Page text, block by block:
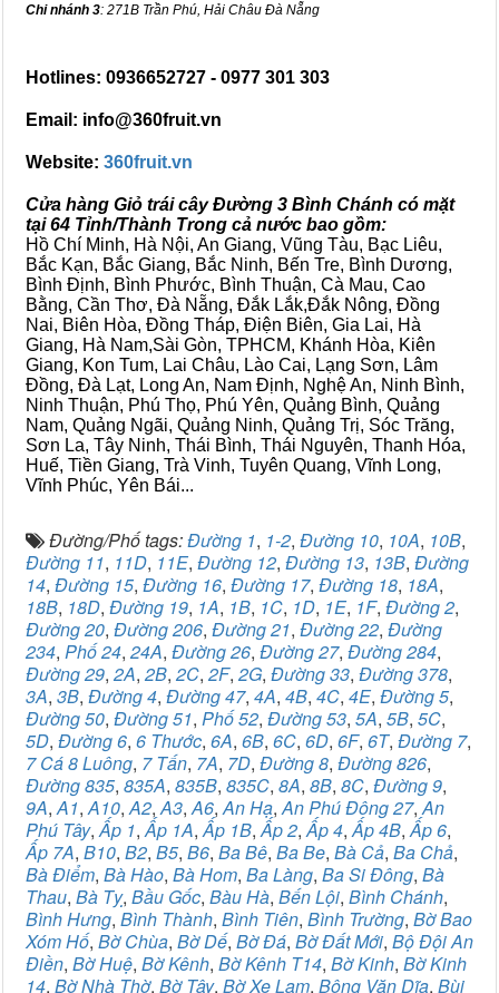
Chi nhánh 3: 271B Trần Phú, Hải Châu Đà Nẵng
Hotlines: 0936652727 - 0977 301 303
Email: info@360fruit.vn
Website: 360fruit.vn
Cửa hàng Giỏ trái cây Đường 3 Bình Chánh có mặt
tại 64 Tỉnh/Thành Trong cả nước bao gồm:
Hồ Chí Minh, Hà Nội, An Giang, Vũng Tàu, Bạc Liêu,
Bắc Kạn, Bắc Giang, Bắc Ninh, Bến Tre, Bình Dương,
Bình Định, Bình Phước, Bình Thuận, Cà Mau, Cao
Bằng, Cần Thơ, Đà Nẵng, Đắk Lắk,Đắk Nông, Đồng
Nai, Biên Hòa, Đồng Tháp, Điện Biên, Gia Lai, Hà
Giang, Hà Nam,Sài Gòn, TPHCM, Khánh Hòa, Kiên
Giang, Kon Tum, Lai Châu, Lào Cai, Lạng Sơn, Lâm
Đồng, Đà Lạt, Long An, Nam Định, Nghệ An, Ninh Bình,
Ninh Thuận, Phú Thọ, Phú Yên, Quảng Bình, Quảng
Nam, Quảng Ngãi, Quảng Ninh, Quảng Trị, Sóc Trăng,
Sơn La, Tây Ninh, Thái Bình, Thái Nguyên, Thanh Hóa,
Huế, Tiền Giang, Trà Vinh, Tuyên Quang, Vĩnh Long,
Vĩnh Phúc, Yên Bái...
Đường/Phố tags:Đường 1, 1-2, Đường 10, 10A, 10B,
Đường 11, 11D, 11E, Đường 12, Đường 13, 13B, Đường
14, Đường 15, Đường 16, Đường 17, Đường 18, 18A,
18B, 18D, Đường 19, 1A, 1B, 1C, 1D, 1E, 1F, Đường 2,
Đường 20, Đường 206, Đường 21, Đường 22, Đường
234, Phố 24, 24A, Đường 26, Đường 27, Đường 284,
Đường 29, 2A, 2B, 2C, 2F, 2G, Đường 33, Đường 378,
3A, 3B, Đường 4, Đường 47, 4A, 4B, 4C, 4E, Đường 5,
Đường 50, Đường 51, Phố 52, Đường 53, 5A, 5B, 5C,
5D, Đường 6, 6 Thước, 6A, 6B, 6C, 6D, 6F, 6T, Đường 7,
7 Cá 8 Luông, 7 Tấn, 7A, 7D, Đường 8, Đường 826,
Đường 835, 835A, 835B, 835C, 8A, 8B, 8C, Đường 9,
9A,A1,A10,A2,A3,A6,An Hạ,An Phú Đông 27,An
Phú Tây,Ấp 1,Ấp 1A,Ấp 1B,Ấp 2,Ấp 4,Ấp 4B,Ấp 6,
Ấp 7A, B10, B2, B5, B6, Ba Bê, Ba Be, Bà Cả, Ba Chả,
Bà Điểm, Bà Hào, Bà Hom, Ba Làng, Ba Si Đông, Bà
Thau, Bà Tỵ, Bầu Gốc, Bàu Hà, Bến Lội, Bình Chánh,
Bình Hưng, Bình Thành, Bình Tiên, Bình Trường, Bờ Bao
Xóm Hố, Bờ Chùa, Bờ Dế, Bờ Đá, Bờ Đất Mới, Bộ Đội An
Điền, Bờ Huệ, Bờ Kênh, Bờ Kênh T14, Bờ Kinh, Bờ Kinh
14, Bờ Nhà Thờ, Bờ Tây, Bờ Xe Lam, Bông Văn Dĩa, Bùi